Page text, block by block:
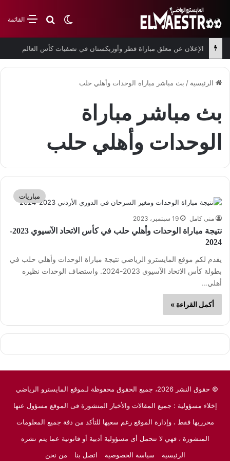
القائمةبحث عن
الوضع المظلم
الإعلان عن معلق مباراة قطر وأوزبكستان في تصفيات كأس العالم
الرئيسية / بث مباشر مباراة الوحدات وأهلي حلب
بث مباشر مباراة
الوحدات وأهلي حلب
مباريات
منى كامل 19 سبتمبر، 2023
نتيجة مباراة الوحدات وأهلي حلب في كأس الاتحاد الآسيوي 2023-
2024
يقدم لكم موقع المايسترو الرياضي نتيجة مباراة الوحدات وأهلي حلب في
بطولة كأس الاتحاد الآسيوي 2023-2024. واستضاف الوحدات نظيره
أهلي…
أكمل القراءة »
© حقوق النشر 2026، جميع الحقوق محفوظة لـموقع المايسترو الرياضي
إخلاء مسؤولية : جميع المقالات والأخبار المنشورة فى الموقع مسؤول عنها
محرريها فقط ، وإدارة الموقع رغم سعيها للتأكد من دقة جميع المعلومات
المنشورة ، فهي لا تتحمل أى مسؤولية أدبية أو قانونية عما يتم نشره
الرئيسية
سياسة الخصوصية اتصل بنا من نحن